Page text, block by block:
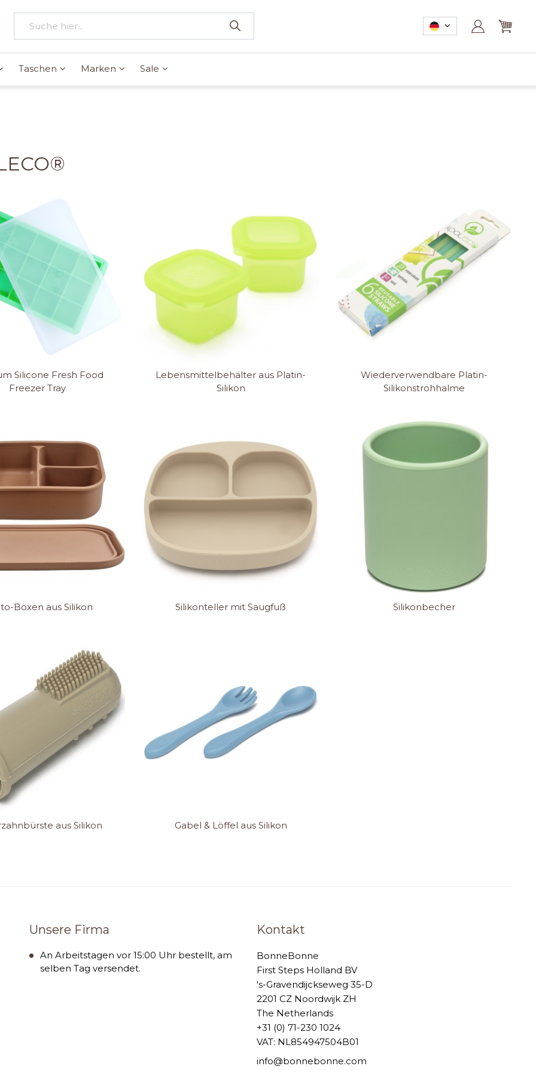
Taschen Marken Sale
Silicone Fresh Food
Freezer Tray
Lebensmittelbehälter aus Platin-
Silikon
Wiederverwendbare Platin-
Silikonstrohhalme
Boxen aus Silikon Silikonteller mit Saugfuß Silikonbecher
aus Silikon Gabel & Löffel aus Silikon
Unsere Firma
An Arbeitstagen vor 15:00 Uhr bestellt, am
selben Tag versendet.
Kontakt
BonneBonne
First Steps Holland BV
's-Gravendijckseweg 35-D
2201 CZ Noordwijk ZH
The Netherlands
+31 (0) 71-230 1024
VAT: NL854947504B01
info@bonnebonne.com